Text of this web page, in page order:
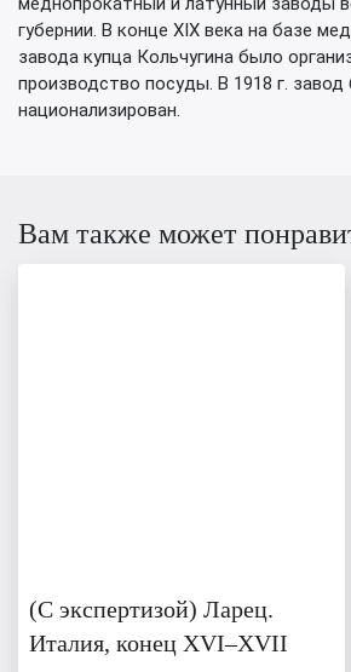
губернии. В конце XIX века на базе
завода купца Кольчугина было
производство посуды. В 1918 г. завод
национализирован.
Вам также может
(С экспертизой) Ларец.
Италия, конец XVI–XVII